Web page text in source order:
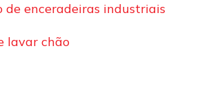
de enceradeiras industriais
lavar chão